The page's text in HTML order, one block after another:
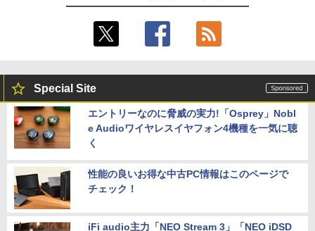
Special Site
エントリーなのに脅威の実力!「Osprey」Nobl
e Audioワイヤレスイヤフォン4機種を一気に聴
く
性能の良いお得な中古PC情報はこのページで
チェック！
iFi audio主力「NEO Stream 3」「NEO iDSD